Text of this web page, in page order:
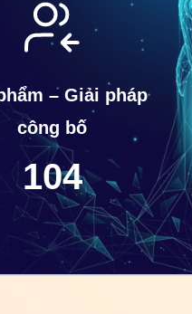
– Giải pháp
công bố
104